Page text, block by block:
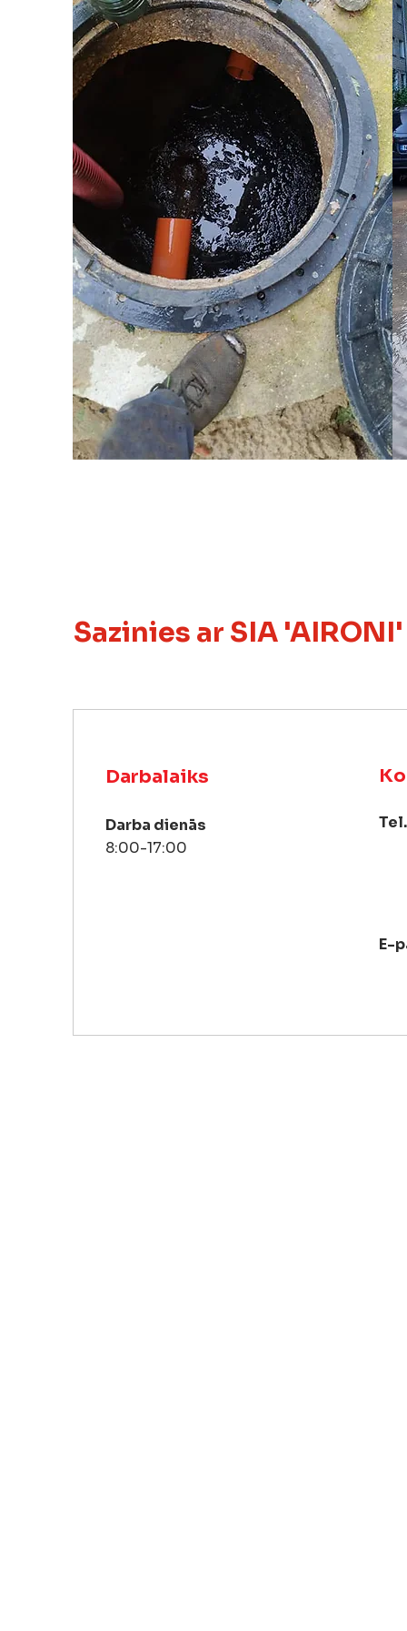
Sazinies ar SIA 'AIRONI'
Darbalaiks
Darba dienās
8:00-17:00
E-